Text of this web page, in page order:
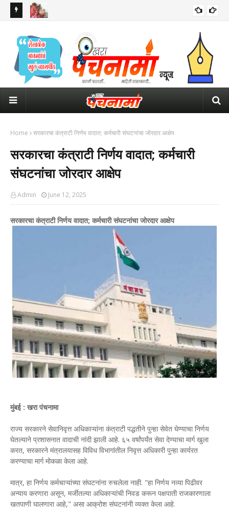
Home सरकारचा कंत्राटी निर्णय वादात; कर्मचारी संघटनांचा जोरदार आक्षेप
सरकारचा कंत्राटी निर्णय वादात; कर्मचारी
संघटनांचा जोरदार आक्षेप
Admin June 12, 2025
सरकारचा कंत्राटी निर्णय वादात; कर्मचारी संघटनांचा जोरदार आक्षेप
मुंबई : खरा पंचनामा
राज्य सरकारने सेवानिवृत्त अधिकाऱ्यांना कंत्राटी पद्धतीने पुन्हा सेवेत घेण्याचा निर्णय
घेतल्याने प्रशासनात वादाची नांदी झाली आहे. ६५ वर्षांपर्यंत सेवा देण्याचा मार्ग खुला
करत, सरकारने मंत्रालयासह विविध विभागांतील निवृत्त अधिकारी पुन्हा कार्यरत
करण्याचा मार्ग मोकळा केला आहे.
मात्र, हा निर्णय कर्मचाऱ्यांच्या संघटनांना रुचलेला नाही. "हा निर्णय नव्या पिढीवर
अन्याय करणारा असून, मर्जीतल्या अधिकाऱ्यांची निवड करून पक्षपाती राजकारणाला
खतपाणी घालणारा आहे," असा आक्रोश संघटनांनी व्यक्त केला आहे.